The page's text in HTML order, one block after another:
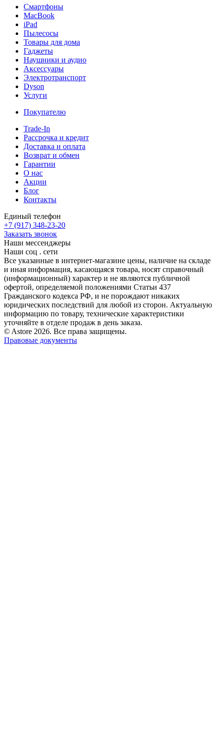
Смартфоны
MacBook
iPad
Пылесосы
Товары для дома
Гаджеты
Наушники и аудио
Аксессуары
Электротранспорт
Dyson
Услуги
Покупателю
Trade-In
Рассрочка и кредит
Доставка и оплата
Возврат и обмен
Гарантии
О нас
Акции
Блог
Контакты
Единый телефон
+7 (917) 348-23-20
Заказать звонок
Наши мессенджеры
Наши соц . сети
Все указанные в интернет-магазине цены, наличие на складе
и иная информация, касающаяся товара, носят справочный
(информационный) характер и не являются публичной
офертой, определяемой положениями Статьи 437
Гражданского кодекса РФ, и не порождают никаких
юридических последствий для любой из сторон. Актуальную
информацию по товару, технические характеристики
уточняйте в отделе продаж в день заказа.
© Astore 2026. Все права защищены.
Правовые документы